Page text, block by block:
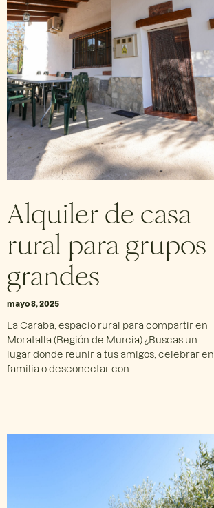
Alquiler de casa
rural para grupos
grandes
mayo 8, 2025
La Caraba, espacio rural para compartir en
Moratalla (Región de Murcia) ¿Buscas un
lugar donde reunir a tus amigos, celebrar en
familia o desconectar con